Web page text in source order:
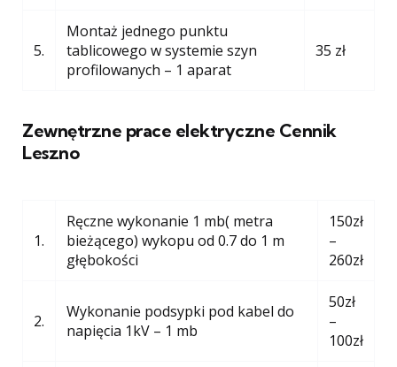
5.
Montaż jednego punktu
tablicowego w systemie szyn
profilowanych – 1 aparat
35 zł
Zewnętrzne prace elektryczne Cennik
Leszno
1.
Ręczne wykonanie 1 mb( metra
bieżącego) wykopu od 0.7 do 1 m
głębokości
150zł
–
260zł
2.
Wykonanie podsypki pod kabel do
napięcia 1kV – 1 mb
50zł
–
100zł